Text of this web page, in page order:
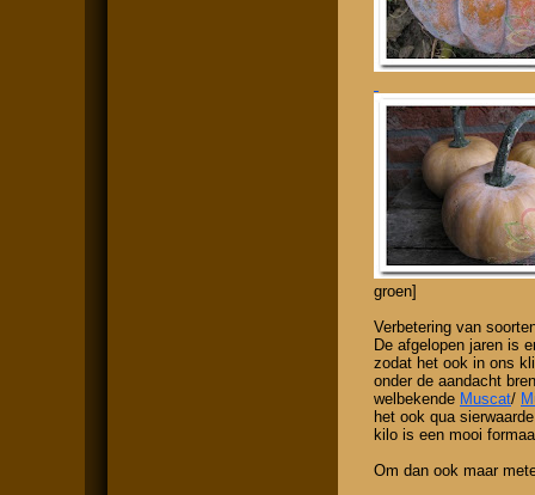
groen]
Verbetering van
De afgelopen jaren is
zodat het ook in ons
onder de aandacht
welbekende Muscat/
het ook qua
kilo is een mooi
Om dan ook maar